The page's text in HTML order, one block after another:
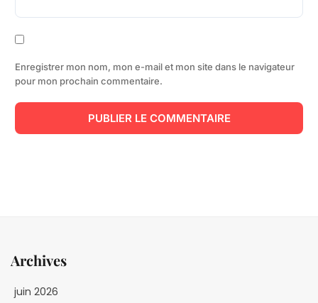
Enregistrer mon nom, mon e-mail et mon site dans le navigateur
pour mon prochain commentaire.
Archives
juin 2026